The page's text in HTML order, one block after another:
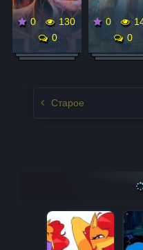
0
130
0
0
0
Старое